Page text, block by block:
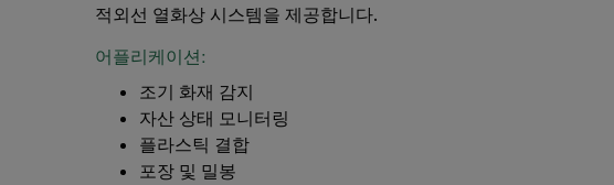
적외선 열화상 시스템을 제공합니다.
어플리케이션:
조기 화재 감지
자산 상태 모니터링
플라스틱 결합
포장 및 밀봉